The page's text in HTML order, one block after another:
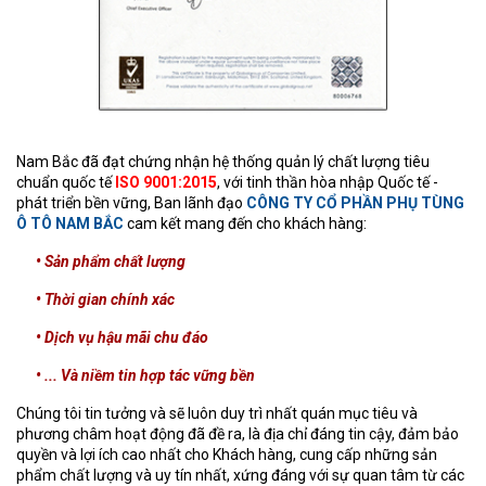
Nam Bắc đã đạt chứng nhận hệ thống quản lý chất lượng tiêu
chuẩn quốc tế ISO 9001:2015, với tinh thần hòa nhập Quốc tế -
phát triển bền vững, Ban lãnh đạo CÔNG TY CỔ PHẦN PHỤ TÙNG
Ô TÔ NAM BẮC cam kết mang đến cho khách hàng:
• Sản phẩm chất lượng
• Thời gian chính xác
• Dịch vụ hậu mãi chu đáo
• ... Và niềm tin hợp tác vững bền
Chúng tôi tin tưởng và sẽ luôn duy trì nhất quán mục tiêu và
phương châm hoạt động đã đề ra, là địa chỉ đáng tin cậy, đảm bảo
quyền và lợi ích cao nhất cho Khách hàng, cung cấp những sản
phẩm chất lượng và uy tín nhất, xứng đáng với sự quan tâm từ các